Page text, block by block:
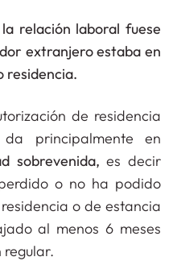
relación laboral fuese
extranjero estaba en
residencia.
de residencia
principalmente en
sobrevenida, es decir
o no ha podido
o de estancia
al menos 6 meses
regular.